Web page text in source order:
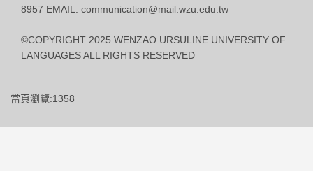
8957 EMAIL: communication@mail.wzu.edu.tw
©COPYRIGHT 2025 WENZAO URSULINE UNIVERSITY OF
LANGUAGES ALL RIGHTS RESERVED
當頁瀏覽:1358